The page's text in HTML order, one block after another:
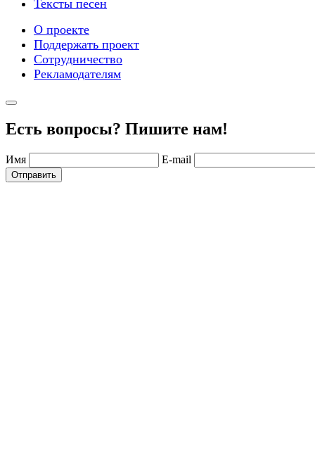
Тексты песен
О проекте
Поддержать проект
Сотрудничество
Рекламодателям
Есть вопросы? Пишите нам!
Имя E-mail